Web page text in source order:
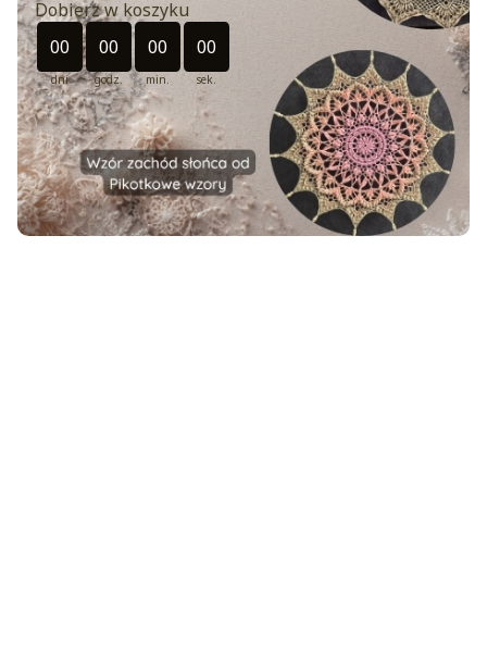
Dobierz w koszyku
Odliczanie czasu do: 2026-08-30 23:49:00
00
dni
00
godz.
00
min.
00
sek.